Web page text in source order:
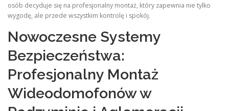
osób decyduje się na profesjonalny montaż, który zapewnia nie tylko
wygodę, ale przede wszystkim kontrolę i spokój.
Nowoczesne Systemy
Bezpieczeństwa:
Profesjonalny Montaż
Wideodomofonów w